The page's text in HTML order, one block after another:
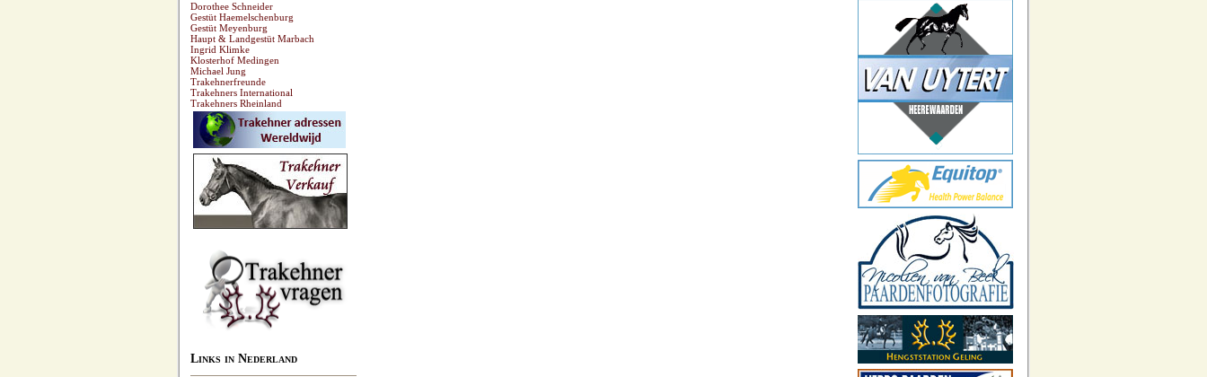
Dorothee Schneider
Gestüt Haemelschenburg
Gestüt Meyenburg
Haupt & Landgestüt Marbach
Ingrid Klimke
Klosterhof Medingen
Michael Jung
Trakehnerfreunde
Trakehners International
Trakehners Rheinland
Links in Nederland